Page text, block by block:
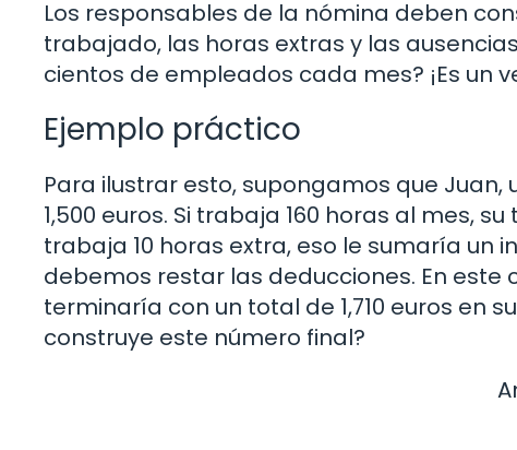
Los responsables de la nómina deben
trabajado, las horas extras y las
cientos de empleados cada mes? ¡Es un
Ejemplo práctico
Para ilustrar esto, supongamos que
1,500 euros. Si trabaja 160 horas al mes,
trabaja 10 horas extra, eso le sumaría un
debemos restar las deducciones. En este
terminaría con un total de 1,710 euros en
construye este número final?